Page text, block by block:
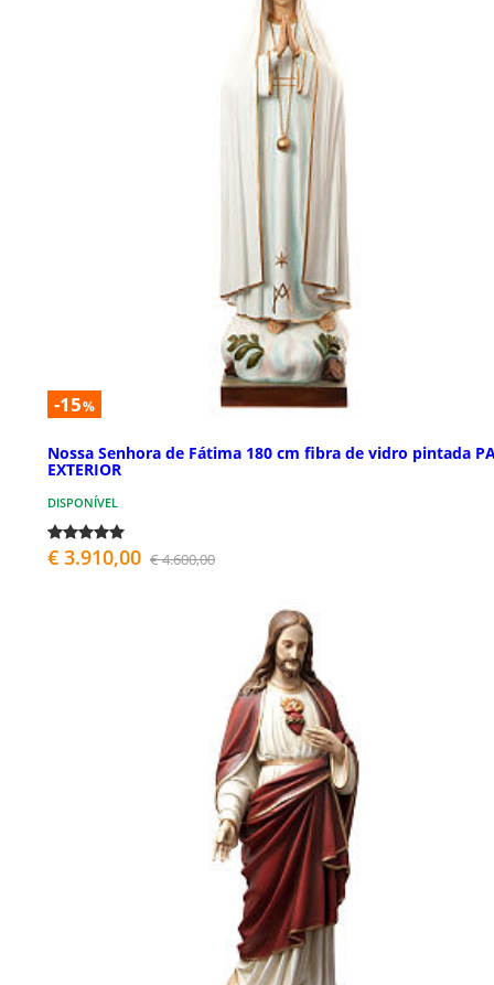
-15%
Nossa Senhora de Fátima 180 cm fibra de vidro pintada
EXTERIOR
DISPONÍVEL
€ 3.910,00 € 4.600,00